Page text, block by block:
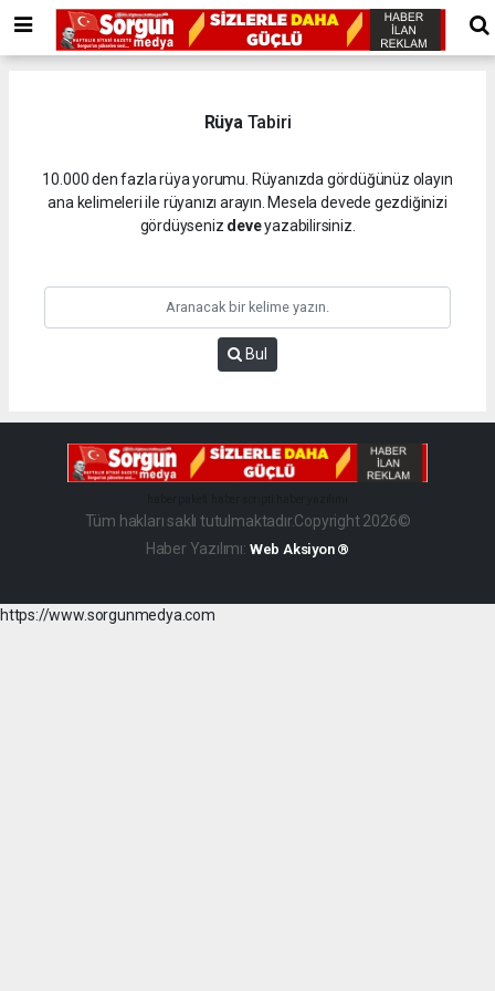
Rüya Tabiri
10.000 den fazla rüya yorumu. Rüyanızda gördüğünüz olayın
ana kelimeleri ile rüyanızı arayın. Mesela devede gezdiğinizi
gördüyseniz deveyazabilirsiniz.
Bul
Tüm hakları saklı tutulmaktadır.Copyright 2026©
Haber Yazılımı: Web Aksiyon ®
https://www.sorgunmedya.com